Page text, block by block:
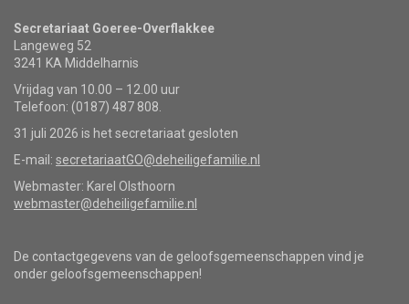
Secretariaat Goeree-Overflakkee
Langeweg 52
3241 KA Middelharnis
Vrijdag van 10.00 – 12.00 uur
Telefoon: (0187) 487 808.
31 juli 2026 is het secretariaat gesloten
E-mail: secretariaatGO@deheiligefamilie.nl
Webmaster: Karel Olsthoorn
webmaster@deheiligefamilie.nl
De contactgegevens van de geloofsgemeenschappen vind je
onder geloofsgemeenschappen!